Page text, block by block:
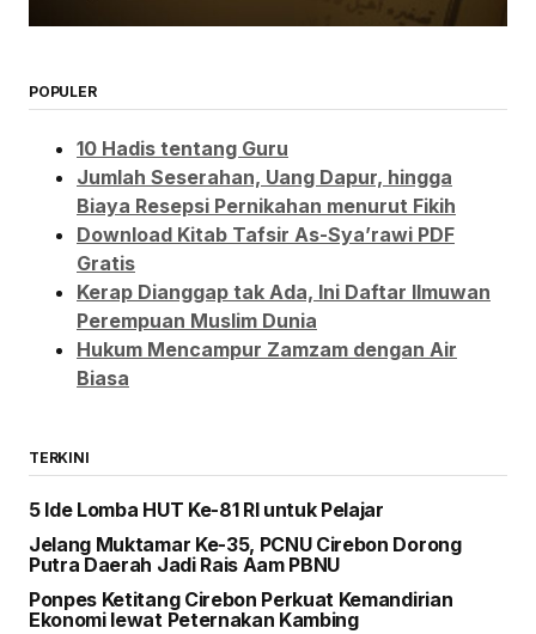
POPULER
10 Hadis tentang Guru
Jumlah Seserahan, Uang Dapur, hingga
Biaya Resepsi Pernikahan menurut Fikih
Download Kitab Tafsir As-Sya’rawi PDF
Gratis
Kerap Dianggap tak Ada, Ini Daftar Ilmuwan
Perempuan Muslim Dunia
Hukum Mencampur Zamzam dengan Air
Biasa
TERKINI
5 Ide Lomba HUT Ke-81 RI untuk Pelajar
Jelang Muktamar Ke-35, PCNU Cirebon Dorong
Putra Daerah Jadi Rais Aam PBNU
Ponpes Ketitang Cirebon Perkuat Kemandirian
Ekonomi lewat Peternakan Kambing